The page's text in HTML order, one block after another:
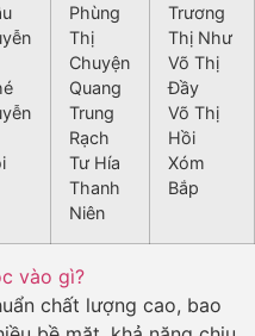
Phùng
Thị
Chuyện
Quang
Trung
Rạch
Tư Hía
Thanh
Niên
Trương
Thị Như
Võ Thị
Đầy
Võ Thị
Hồi
Xóm
Bắp
vào gì?
chất lượng cao, bao